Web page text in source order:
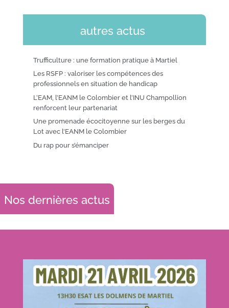
autres actus
Trufficulture : une formation pratique à Martiel
Les RSFP : valoriser les compétences des
professionnels en situation de handicap
L’EAM, l’EANM le Colombier et l’INU Champollion
renforcent leur partenariat
Une promenade écocitoyenne sur les berges du
Lot avec l’EANM le Colombier
Du rap pour s’émanciper
Nos dernières actus